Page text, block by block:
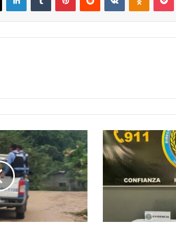
DIPAMPCO
captura
a
alias
Chela",
de